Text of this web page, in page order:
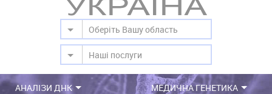
Оберіть Вашу область
Наші послуги
АНАЛІЗИ ДНК МЕДИЧНА ГЕНЕТИКА